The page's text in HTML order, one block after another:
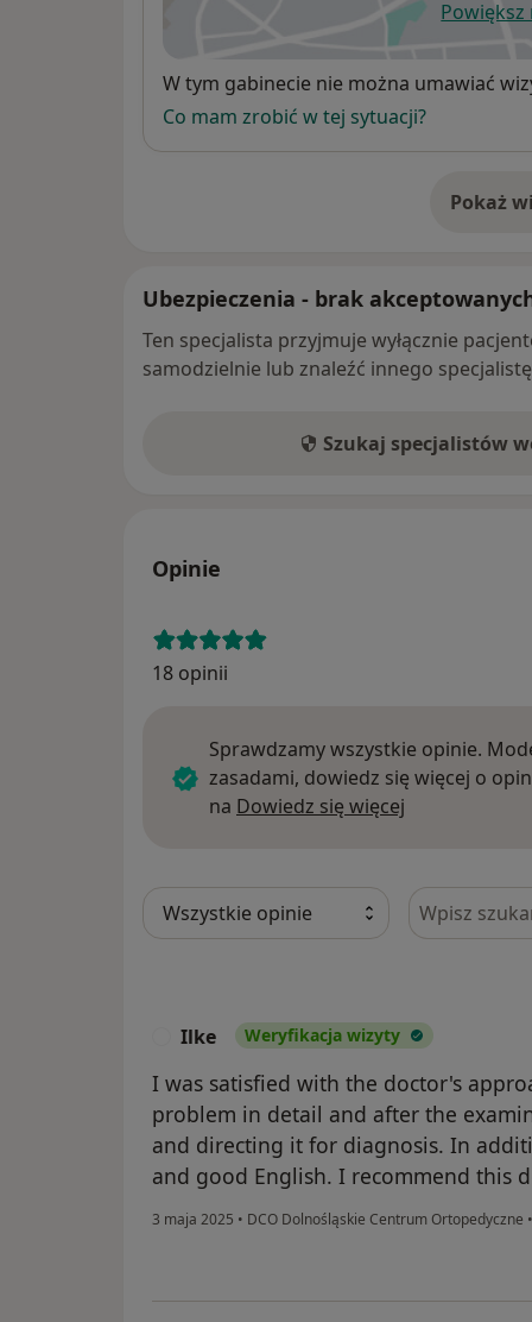
Powiększ
Dostępność
W tym gabinecie nie można umawiać
Co mam zrobić w tej sytuacji?
Pokażo
Ubezpieczenia - brak
Ten specjalista przyjmuje wyłącznie
samodzielnie lub znaleźć innego
Szukaj specjalistów
Opinie
18 opinii
Sprawdzamy wszystkie opinie.
zasadami, dowiedz się więcej o
na Dowiedz się więcej
Szukaj w
Ilke Weryfikacja wizyty
I was satisfied with the doctor's
problem in detail and after the
and directing it for diagnosis. In
and good English. I recommend this
3 maja 2025 • DCO Dolnośląskie Centrum Ortopedyczne •